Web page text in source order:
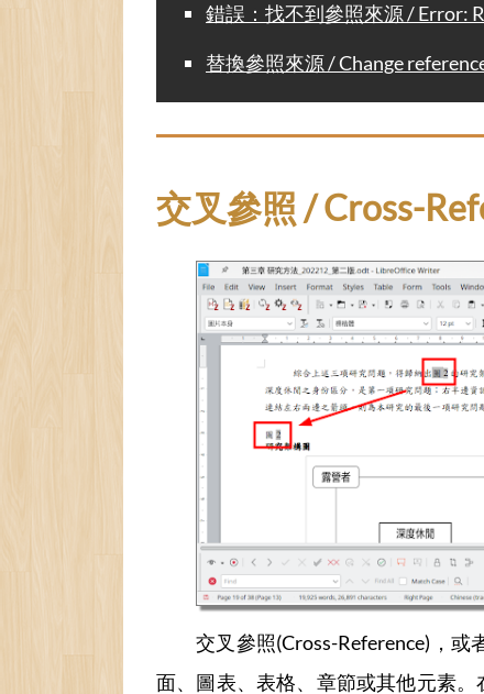
錯誤：找不到參照來源 / Error:
替換參照來源 / Change
交叉參照 / Cross-
交叉參照(Cross-Reference)，
面、圖表、表格、章節或其他元素